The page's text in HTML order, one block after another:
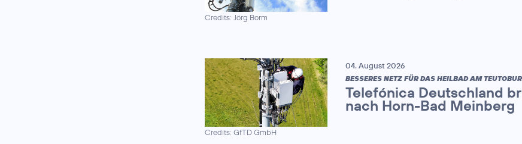
Credits: Jörg Borm
Credits: GfTD GmbH
04. August 2026
BESSERES NETZ FÜR DAS HEILBAD AM
Telefónica Deutschland
nach Horn-Bad Meinberg